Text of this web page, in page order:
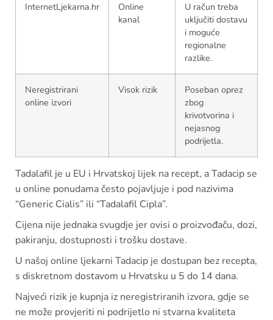
InternetLjekarna.hr
Online
kanal
U račun treba
uključiti dostavu
i moguće
regionalne
razlike.
Neregistrirani
online izvori
Visok rizik
Poseban oprez
zbog
krivotvorina i
nejasnog
podrijetla.
Tadalafil je u EU i Hrvatskoj lijek na recept, a Tadacip se
u online ponudama često pojavljuje i pod nazivima
“Generic Cialis” ili “Tadalafil Cipla”.
Cijena nije jednaka svugdje jer ovisi o proizvođaču, dozi,
pakiranju, dostupnosti i trošku dostave.
U našoj online ljekarni Tadacip je dostupan bez recepta,
s diskretnom dostavom u Hrvatsku u 5 do 14 dana.
Najveći rizik je kupnja iz neregistriranih izvora, gdje se
ne može provjeriti ni podrijetlo ni stvarna kvaliteta